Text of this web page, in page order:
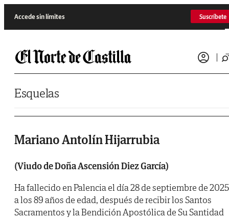
Accede sin límites Suscríbete
Esquelas
Mariano Antolín Hijarrubia
(Viudo de Doña Ascensión Diez García)
Ha fallecido en Palencia el día 28 de septiembre de
a los 89 años de edad, después de recibir los Santos
Sacramentos y la Bendición Apostólica de Su Santidad